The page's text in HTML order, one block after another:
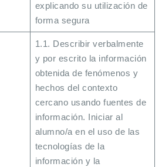
explicando su utilización de
forma segura
1.1. Describir verbalmente
y por escrito la información
obtenida de fenómenos y
hechos del contexto
cercano usando fuentes de
información. Iniciar al
alumno/a en el uso de las
tecnologías de la
información y la